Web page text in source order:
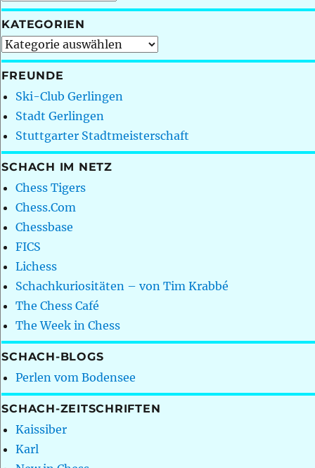
KATEGORIEN
Kategorien
FREUNDE
Ski-Club Gerlingen
Stadt Gerlingen
Stuttgarter Stadtmeisterschaft
SCHACH IM NETZ
Chess Tigers
Chess.Com
Chessbase
FICS
Lichess
Schachkuriositäten – von Tim Krabbé
The Chess Café
The Week in Chess
SCHACH-BLOGS
Perlen vom Bodensee
SCHACH-ZEITSCHRIFTEN
Kaissiber
Karl